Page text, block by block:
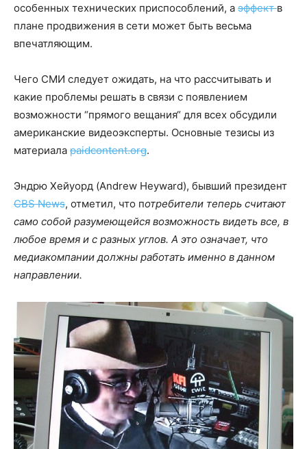
особенных технических приспособлений, а эффектв
плане продвижения в сети может быть весьма
впечатляющим.
Чего СМИ следует ожидать, на что рассчитывать и
какие проблемы решать в связи с появлением
возможности “прямого вещания“ для всех обсудили
американские видеоэксперты. Основные тезисы из
материала paidcontent.org.
Эндрю Хейуорд (Andrew Heyward), бывший президент
CBS News, отметил, что потребители теперь считают
само собой разумеющейся возможность видеть все, в
любое время и с разных углов. А это означает, что
медиакомпании должны работать именно в данном
направлении.